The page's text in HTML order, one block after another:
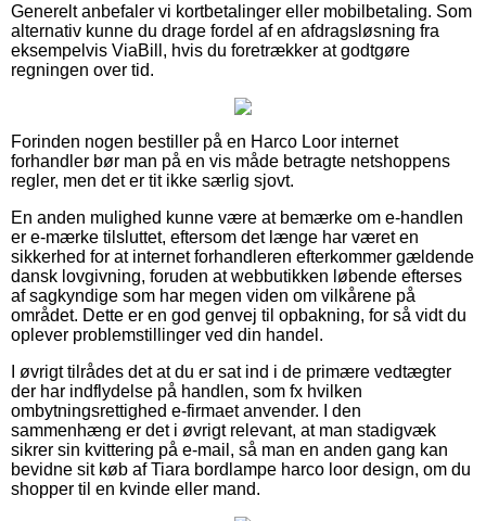
Generelt anbefaler vi kortbetalinger eller mobilbetaling. Som
alternativ kunne du drage fordel af en afdragsløsning fra
eksempelvis ViaBill, hvis du foretrækker at godtgøre
regningen over tid.
Forinden nogen bestiller på en Harco Loor internet
forhandler bør man på en vis måde betragte netshoppens
regler, men det er tit ikke særlig sjovt.
En anden mulighed kunne være at bemærke om e-handlen
er e-mærke tilsluttet, eftersom det længe har været en
sikkerhed for at internet forhandleren efterkommer gældende
dansk lovgivning, foruden at webbutikken løbende efterses
af sagkyndige som har megen viden om vilkårene på
området. Dette er en god genvej til opbakning, for så vidt du
oplever problemstillinger ved din handel.
I øvrigt tilrådes det at du er sat ind i de primære vedtægter
der har indflydelse på handlen, som fx hvilken
ombytningsrettighed e-firmaet anvender. I den
sammenhæng er det i øvrigt relevant, at man stadigvæk
sikrer sin kvittering på e-mail, så man en anden gang kan
bevidne sit køb af Tiara bordlampe harco loor design, om du
shopper til en kvinde eller mand.